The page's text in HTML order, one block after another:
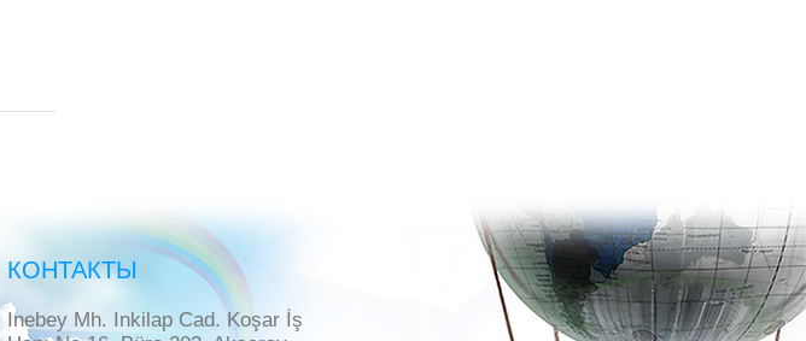
КОНТАКТЫ
Inebey Mh. Inkilap Cad. Koşar İş